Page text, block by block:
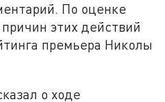
По оценке
этих действий
премьера Николы
о ходе